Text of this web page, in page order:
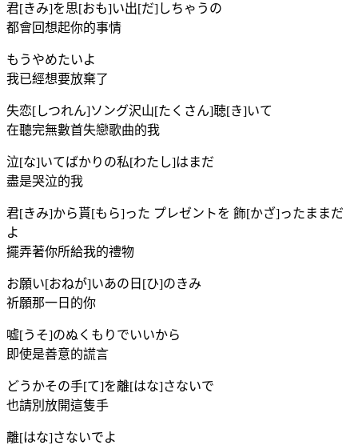
君[きみ]を思[おも]い出[だ]しちゃうの
都會回想起你的事情
もうやめたいよ
我已經想要放棄了
失恋[しつれん]ソング沢山[たくさん]聴[き]いて
在聽完無數首失戀歌曲的我
泣[な]いてばかりの私[わたし]はまだ
盡是哭泣的我
君[きみ]から貰[もら]った プレゼントを 飾[かざ]ったままだ
よ
擺弄著你所給我的禮物
お願い[おねが]いあの日[ひ]のきみ
祈願那一日的你
嘘[うそ]のぬくもりでいいから
即使是善意的謊言
どうかその手[て]を離[はな]さないで
也請別放開這隻手
離[はな]さないでよ